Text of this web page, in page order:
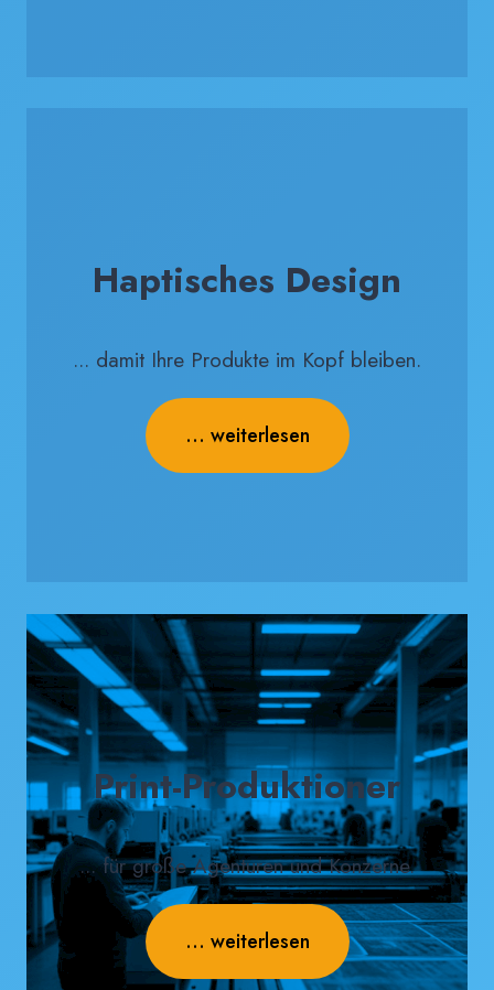
Haptisches Design
... damit Ihre Produkte im Kopf bleiben.
... weiterlesen
Print-Produktioner
... für große Agenturen und Konzerne.
... weiterlesen